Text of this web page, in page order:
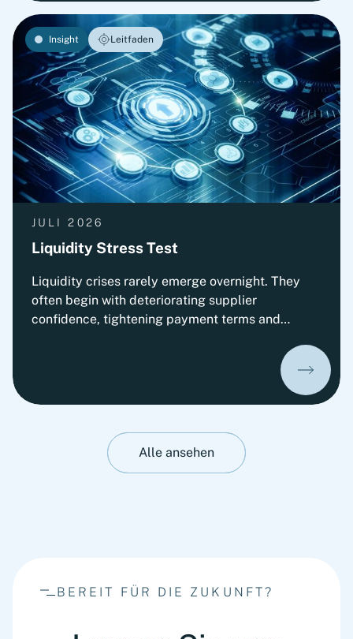
advanced development and production of
complex opto- and microelectronic technology
solutions. The transaction is subject to approval
by the relevant authorities.
Insight Leitfaden
JULI 2026
Liquidity Stress Test
Liquidity crises rarely emerge overnight. They
often begin with deteriorating supplier
confidence, tightening payment terms and
significantly improve their ability to absorb
perspective on stress-testing liquidity resilience.
It highlights practical measures to strengthen
cash management, stabilize operations and
Alle ansehen
BEREIT FÜR DIE ZUKUNFT?